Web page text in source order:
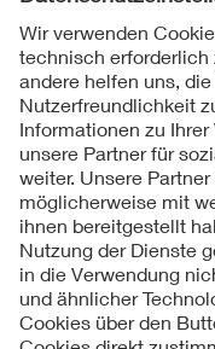
Folgen Sie uns
Kontakt
Impressum